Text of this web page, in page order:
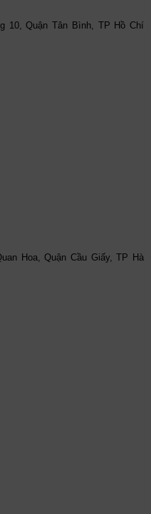
10, Quận Tân Bình, TP Hồ Chí
Hoa, Quận Cầu Giấy, TP Hà